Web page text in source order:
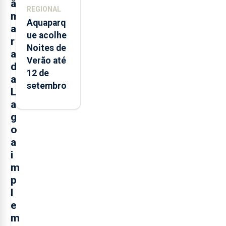
â
m
a
r
a
d
a
L
a
g
o
a
i
m
p
l
e
m
REGIONAL
Aquaparq
ue acolhe
Noites de
Verão até
12 de
setembro